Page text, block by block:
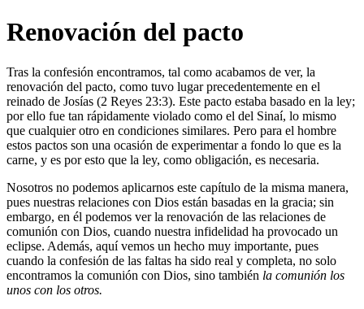
Renovación del pacto
Tras la confesión encontramos, tal como acabamos de ver, la
renovación del pacto, como tuvo lugar precedentemente en el
reinado de Josías (2 Reyes 23:3). Este pacto estaba basado en la ley;
por ello fue tan rápidamente violado como el del Sinaí, lo mismo
que cualquier otro en condiciones similares. Pero para el hombre
estos pactos son una ocasión de experimentar a fondo lo que es la
carne, y es por esto que la ley, como obligación, es necesaria.
Nosotros no podemos aplicarnos este capítulo de la misma manera,
pues nuestras relaciones con Dios están basadas en la gracia; sin
embargo, en él podemos ver la renovación de las relaciones de
comunión con Dios, cuando nuestra infidelidad ha provocado un
eclipse. Además, aquí vemos un hecho muy importante, pues
cuando la confesión de las faltas ha sido real y completa, no solo
encontramos la comunión con Dios, sino también la comunión los
unos con los otros.